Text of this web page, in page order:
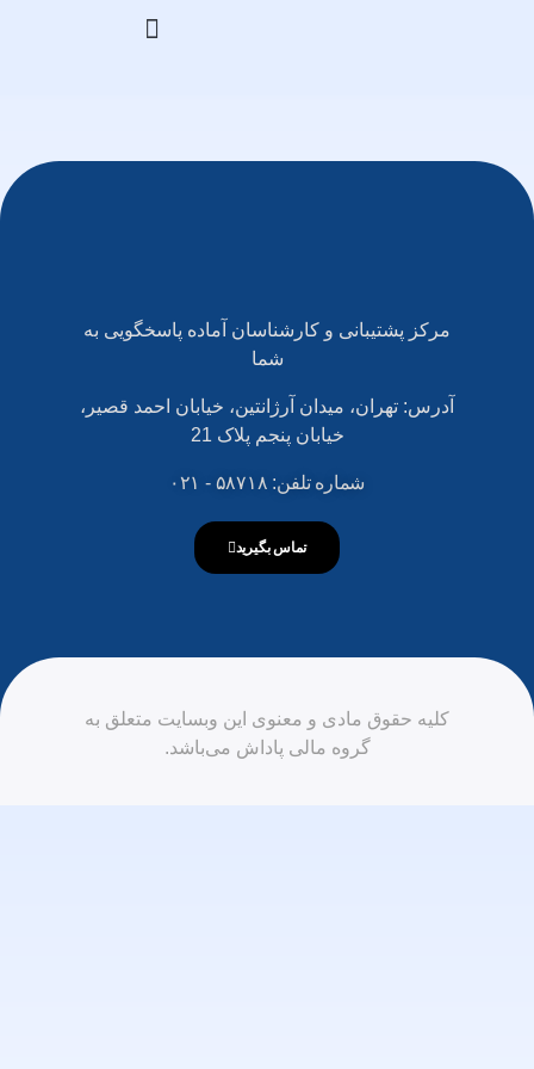
مرکز پشتیبانی و کارشناسان آماده پاسخگویی به
شما
آدرس: تهران، میدان آرژانتین، خیابان احمد قصیر،
خیابان پنجم پلاک 21
شماره تلفن: ۵۸۷۱۸ - ۰۲۱
تماس بگیرید
کلیه حقوق مادی و معنوی این وبسایت متعلق به
گروه مالی پاداش می‌باشد.